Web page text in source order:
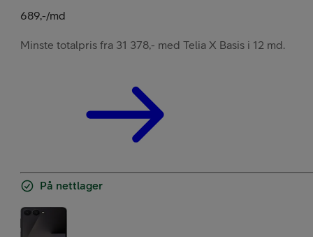
689,-/md
Minste totalpris fra 31 378,- med Telia X Basis i 12 md.
På nettlager